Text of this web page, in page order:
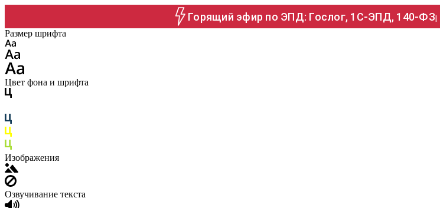
Горящий эфир по ЭПД: Гослог, 1С-ЭПД, 140-ФЗ|
Размер шрифта
Цвет фона и шрифта
Изображения
Озвучивание текста